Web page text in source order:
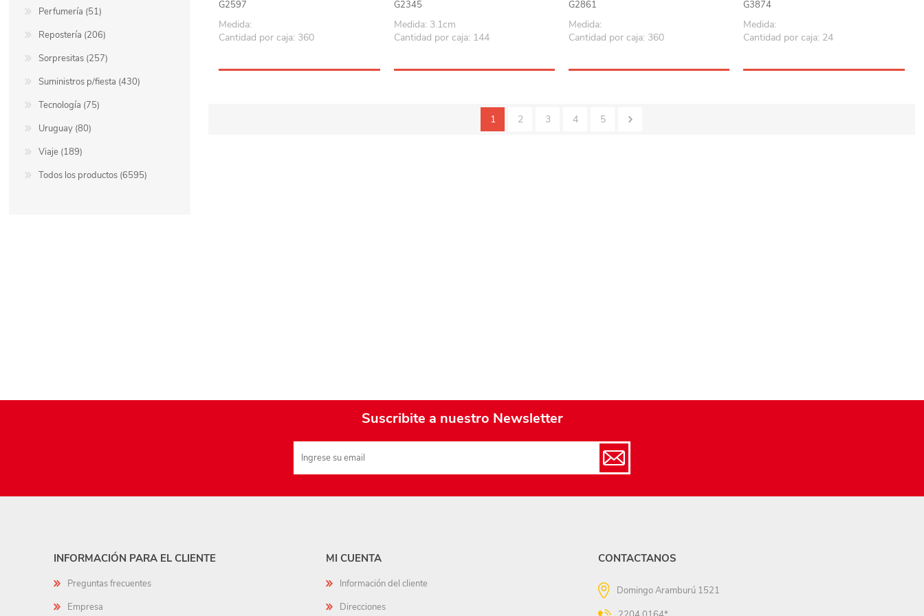
Juguetes para jardín
Instrumentos musicales
G2597
Medida:
Cantidad por caja: 360
G2345
Medida: 3.1cm
Cantidad por caja: 144
G2861
Medida:
Cantidad por caja: 360
G3874
Medida:
Cantidad por caja: 24
1 2 3 4 5
Perfumería (51)
Repostería (206)
Sorpresitas (257)
Suministros p/fiesta (430)
Tecnología (75)
Uruguay (80)
Viaje (189)
Todos los productos (6595)
Suscribite a nuestro Newsletter
INFORMACIÓN PARA EL CLIENTE
Preguntas frecuentes
Empresa
MI CUENTA
Información del cliente
Direcciones
CONTACTANOS
Domingo Aramburú 1521